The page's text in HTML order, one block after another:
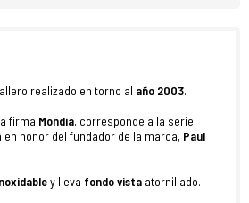
realizado en torno al año 2003.
firma Mondia, corresponde a la serie
honor del fundador de la marca, Paul
y lleva fondo vista atornillado.